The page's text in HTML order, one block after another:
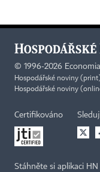
© 1996-2026
Hospodářské noviny
Hospodářské noviny
Certifikováno
Stáhněte si aplikaci HN